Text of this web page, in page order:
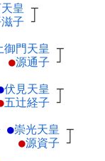
皇 ┬
子 ┘
御門天皇 ┬
●源通子 ┘
伏見天皇 ┬
五辻経子 ┘
●崇光天皇 ┬
●源資子 ┘